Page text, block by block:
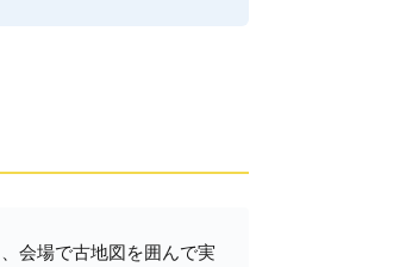
会場で古地図を囲んで実